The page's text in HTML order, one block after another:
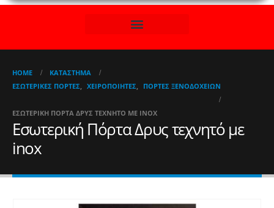
HOME
ΚΑΤΆΣΤΗΜΑ
ΕΣΩΤΕΡΙΚΈΣ ΠΌΡΤΕΣ
ΧΕΙΡΟΠΟΊΗΤΕΣ ΠΌΡΤΕΣ ΞΕΝΟΔΟΧΕΊΩΝ
ΕΣΩΤΕΡΙΚΉ ΠΌΡΤΑ ΔΡΥΣ ΤΕΧΝΗΤΌ ΜΕ INOX
Εσωτερική Πόρτα Δρυς τεχνητό με
inox